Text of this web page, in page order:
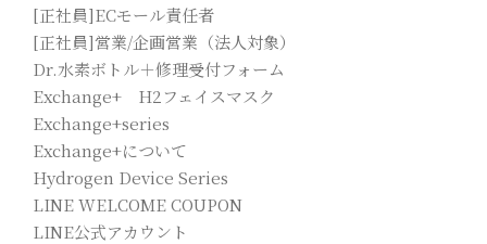
[正社員]ECモール責任者
[正社員]営業/企画営業（法人対象）
Dr.水素ボトル＋修理受付フォーム
Exchange+ H2フェイスマスク
Exchange+series
Exchange+について
Hydrogen Device Series
LINE WELCOME COUPON
LINE公式アカウント